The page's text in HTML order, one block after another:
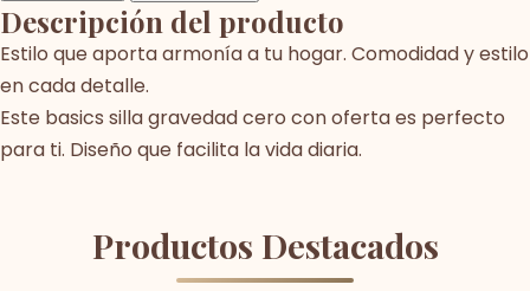
Descripción del producto
Estilo que aporta armonía a tu hogar. Comodidad y estilo
en cada detalle.
Este basics silla gravedad cero con oferta es perfecto
para ti. Diseño que facilita la vida diaria.
Productos Destacados